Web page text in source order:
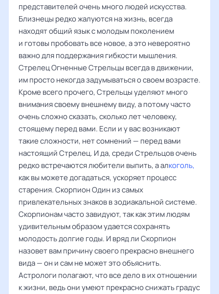
представителей очень много людей искусства.
Близнецы редко жалуются на жизнь, всегда
находят общий язык с молодым поколением
и готовы пробовать все новое, а это невероятно
важно для поддержания гибкости мышления.
Стрелец Огненные Стрельцы всегда в движении,
им просто некогда задумываться о своем возрасте.
Кроме всего прочего, Стрельцы уделяют много
внимания своему внешнему виду, а потому часто
очень сложно сказать, сколько лет человеку,
стоящему перед вами. Если и у вас возникают
такие сложности, нет сомнений — перед вами
настоящий Стрелец. И да, среди Стрельцов очень
редко встречаются любители выпить, а алкоголь,
как вы можете догадаться, ускоряет процесс
старения. Скорпион Один из самых
привлекательных знаков в зодиакальной системе.
Скорпионам часто завидуют, так как этим людям
удивительным образом удается сохранять
молодость долгие годы. И вряд ли Скорпион
назовет вам причину своего прекрасно внешнего
вида — он и сам не может это объяснить.
Астрологи полагают, что все дело в их отношении
к жизни, ведь они умеют прекрасно снижать градус